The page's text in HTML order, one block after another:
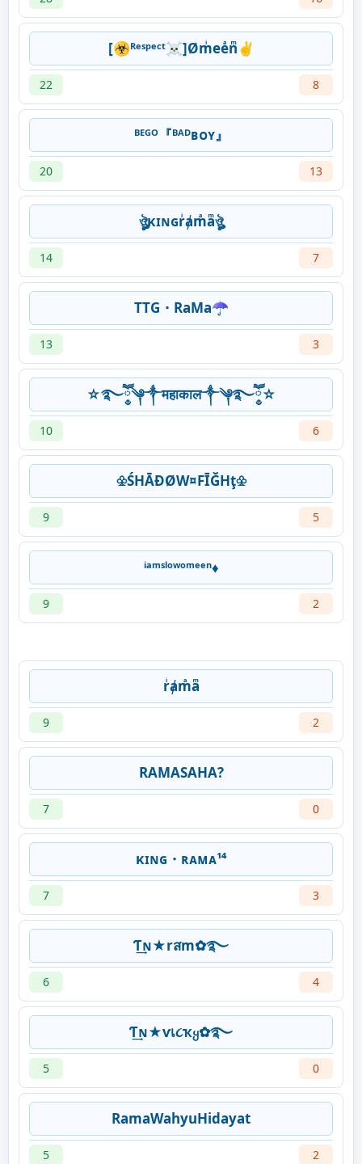
[☣ᴿᵉˢᵖᵉᶜᵗ☠]Ømͥeeͣnͫ✌
22 8
ᴮᴱᴳᴼ『ᴮᴬᴰʙᴏʏ』
20 13
ঔৣκɪɴɢrͥⱥmͣaͫঔৣ
14 7
TTG・RaMa☂
13 3
☆࿐ཽ༵༆༒महाकाल༒༆࿐ཽ༵☆
10 6
♧ŚHĀĐØW¤FĪĞHţ♧
9 5
ⁱᵃᵐˢˡᵒʷᵒᵐᵉᵉⁿ♦️
9 2
rͥⱥmͣaͫ
9 2
RAMASAHA?
7 0
κɪɴɢ・ʀᴀᴍᴀ¹⁴
7 3
Ƭ͢ɴ★rสm✿࿐
6 4
Ƭ͢ɴ★ѵเ૮ҡყ✿࿐
5 0
RamaWahyuHidayat
5 2